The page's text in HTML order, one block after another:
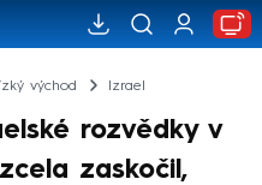
východ Izrael
rozvědky v
zaskočil,